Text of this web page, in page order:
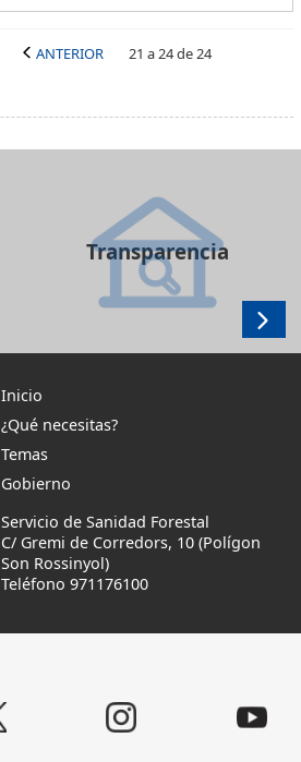
ANTERIOR 21 a 24 de 24
Transparencia
Inicio
¿Qué necesitas?
Temas
Gobierno
Servicio de Sanidad Forestal
C/ Gremi de Corredors, 10 (Polígon
Son Rossinyol)
Teléfono 971176100